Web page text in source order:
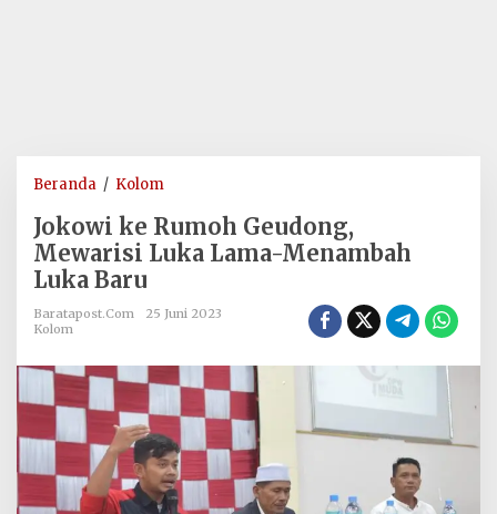
Beranda / Kolom
Rumoh
Geudong,
Luka
Luka
Jokowi ke Rumoh Geudong,
Mewarisi Luka Lama-Menambah
Luka Baru
Baratapost.com
25 Juni 2023
Kolom